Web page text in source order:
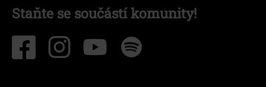
Staňte se součástí komunity!